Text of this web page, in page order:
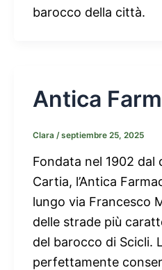
barocco della città.
Antica
Clara /septiembre 25, 2025
Fondata nel 1902 dal
Cartia, l’Antica
lungo via Francesco
delle strade più
del barocco di Scicli.
perfettamente